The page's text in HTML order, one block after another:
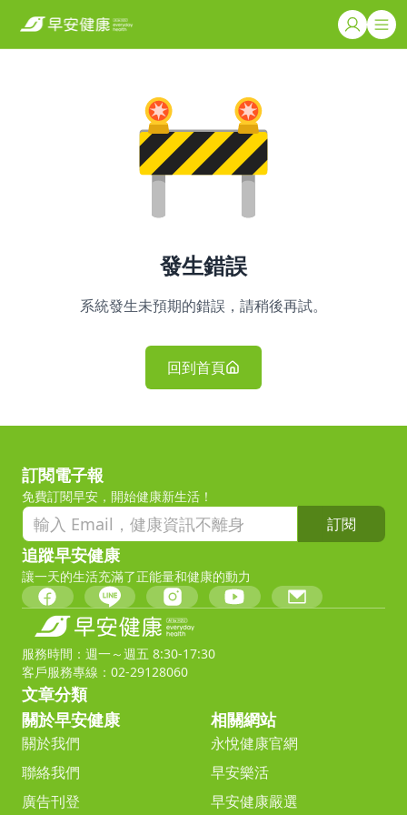
發生錯誤
系統發生未預期的錯誤，請稍後再試。
回到首頁
訂閱電子報
免費訂閱早安，開始健康新生活！
訂閱
追蹤早安健康
讓一天的生活充滿了正能量和健康的動力
服務時間：週一～週五 8:30-17:30
客戶服務專線：02-29128060
文章分類
關於早安健康
關於我們
聯絡我們
廣告刊登
相關網站
永悅健康官網
早安樂活
早安健康嚴選